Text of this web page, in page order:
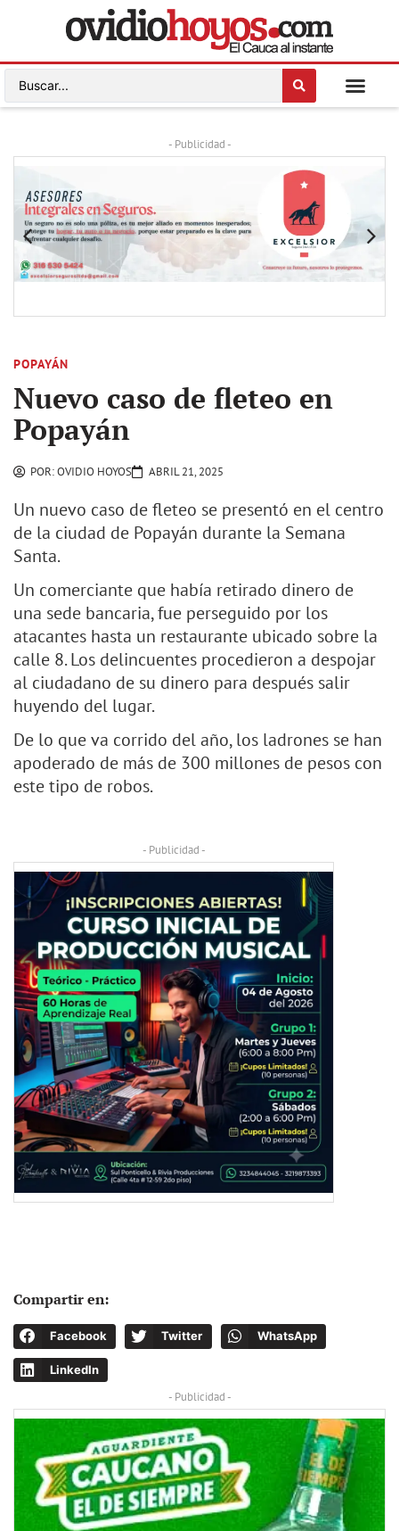
- Publicidad -
POPAYÁN
Nuevo caso de fleteo en
Popayán
POR:OVIDIO HOYOS ABRIL 21, 2025
Un nuevo caso de fleteo se presentó en el centro
de la ciudad de Popayán durante la Semana
Santa.
Un comerciante que había retirado dinero de
una sede bancaria, fue perseguido por los
atacantes hasta un restaurante ubicado sobre la
calle 8. Los delincuentes procedieron a despojar
al ciudadano de su dinero para después salir
huyendo del lugar.
De lo que va corrido del año, los ladrones se han
apoderado de más de 300 millones de pesos con
este tipo de robos.
- Publicidad -
Compartir en:
Facebook Twitter WhatsApp
LinkedIn
- Publicidad -